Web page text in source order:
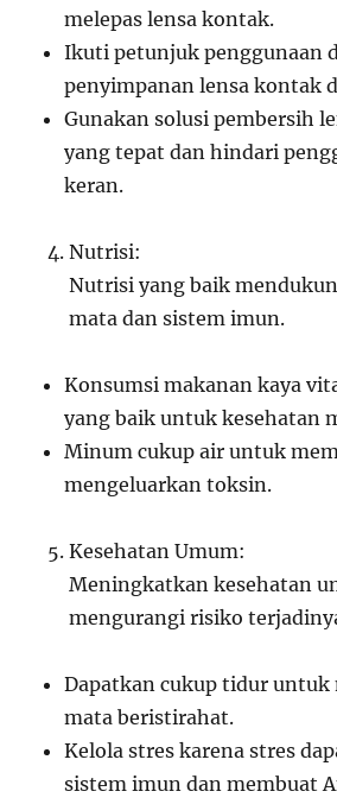
melepas lensa kontak.
Ikuti petunjuk penggunaan
penyimpanan lensa kontak
Gunakan solusi pembersih
yang tepat dan hindari
keran.
Nutrisi:
Nutrisi yang baik
mata dan sistem imun.
Konsumsi makanan kaya
yang baik untuk kesehatan
Minum cukup air untuk
mengeluarkan toksin.
Kesehatan Umum:
Meningkatkan kesehatan
mengurangi risiko
Dapatkan cukup tidur
mata beristirahat.
Kelola stres karena stres
sistem imun dan membuat